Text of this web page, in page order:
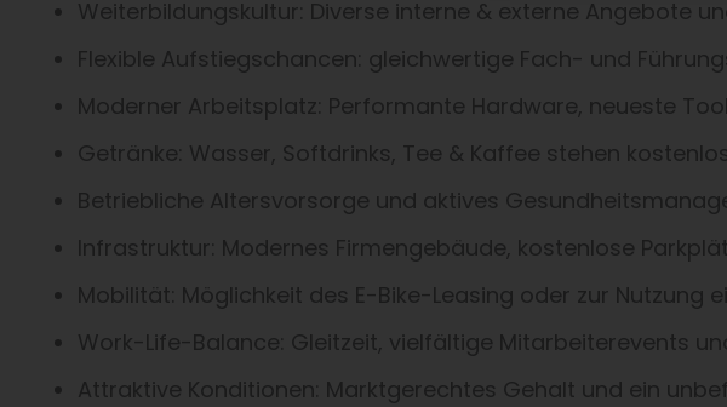
Weiterbildungskultur: Diverse interne & externe Angebote
Flexible Aufstiegschancen: gleichwertige Fach- und
Moderner Arbeitsplatz: Performante Hardware, neueste
Getränke: Wasser, Softdrinks, Tee & Kaffee stehen
Betriebliche Altersvorsorge und aktives
Infrastruktur: Modernes Firmengebäude, kostenlose
Mobilität: Möglichkeit des E-Bike-Leasing oder zur Nutzung
Work-Life-Balance: Gleitzeit, vielfältige Mitarbeiterevents
Attraktive Konditionen: Marktgerechtes Gehalt und ein